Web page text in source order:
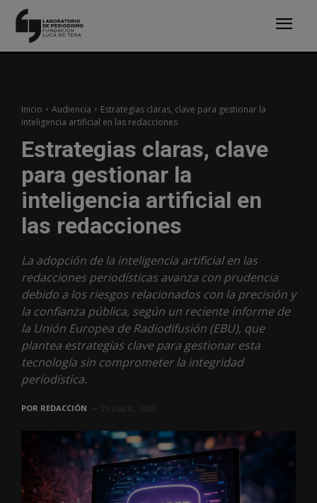
Inicio Audiencia
Estrategias claras, clave para gestionar la
inteligencia artificial en las redacciones
Estrategias claras, clave
para gestionar la
inteligencia artificial en
las redacciones
La adopción de la inteligencia artificial en las
redacciones periodísticas avanza con prudencia
debido a los riesgos relacionados con la precisión y
la confianza pública, según un reciente informe de
la Unión Europea de Radiodifusión (EBU), que
plantea estrategias clave para gestionar esta
tecnología sin comprometer la integridad
periodística.
POR REDACCIÓN